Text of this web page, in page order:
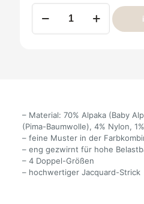
Alpaka
Socke
Dilaya
– Material: 70% Alpaka (Baby
(Pima-Baumwolle), 4% Nylon,
– feine Muster in der
– eng gezwirnt für hohe
– 4 Doppel-Größen
– hochwertiger Jacquard-Strick